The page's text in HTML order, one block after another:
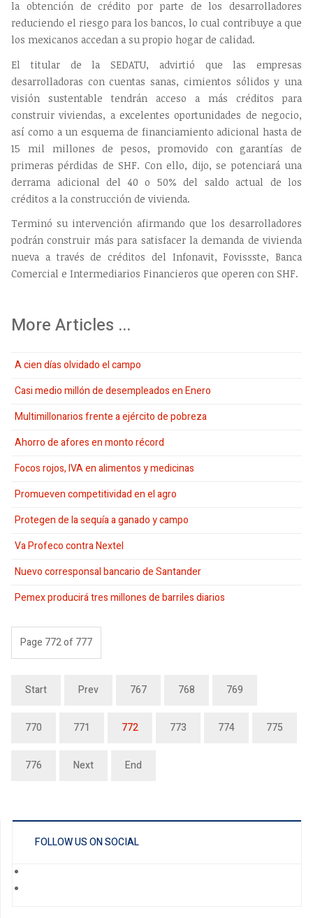
la obtención de crédito por parte de los desarrolladores
reduciendo el riesgo para los bancos, lo cual contribuye a que
los mexicanos accedan a su propio hogar de calidad.
El titular de la SEDATU, advirtió que las empresas
desarrolladoras con cuentas sanas, cimientos sólidos y una
visión sustentable tendrán acceso a más créditos para
construir viviendas, a excelentes oportunidades de negocio,
así como a un esquema de financiamiento adicional hasta de
15 mil millones de pesos, promovido con garantías de
primeras pérdidas de SHF. Con ello, dijo, se potenciará una
derrama adicional del 40 o 50% del saldo actual de los
créditos a la construcción de vivienda.
Terminó su intervención afirmando que los desarrolladores
podrán construir más para satisfacer la demanda de vivienda
nueva a través de créditos del Infonavit, Fovissste, Banca
Comercial e Intermediarios Financieros que operen con SHF.
More Articles ...
A cien días olvidado el campo
Casi medio millón de desempleados en Enero
Multimillonarios frente a ejército de pobreza
Ahorro de afores en monto récord
Focos rojos, IVA en alimentos y medicinas
Promueven competitividad en el agro
Protegen de la sequía a ganado y campo
Va Profeco contra Nextel
Nuevo corresponsal bancario de Santander
Pemex producirá tres millones de barriles diarios
Page 772 of 777
Start Prev 767 768 769
770 771 772 773 774 775
776 Next End
FOLLOW US ON SOCIAL